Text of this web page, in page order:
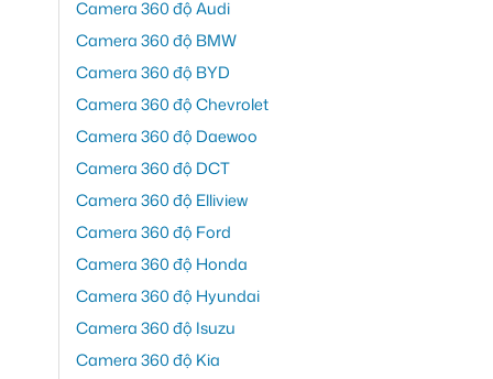
Camera 360 độ Audi
Camera 360 độ BMW
Camera 360 độ BYD
Camera 360 độ Chevrolet
Camera 360 độ Daewoo
Camera 360 độ DCT
Camera 360 độ Elliview
Camera 360 độ Ford
Camera 360 độ Honda
Camera 360 độ Hyundai
Camera 360 độ Isuzu
Camera 360 độ Kia